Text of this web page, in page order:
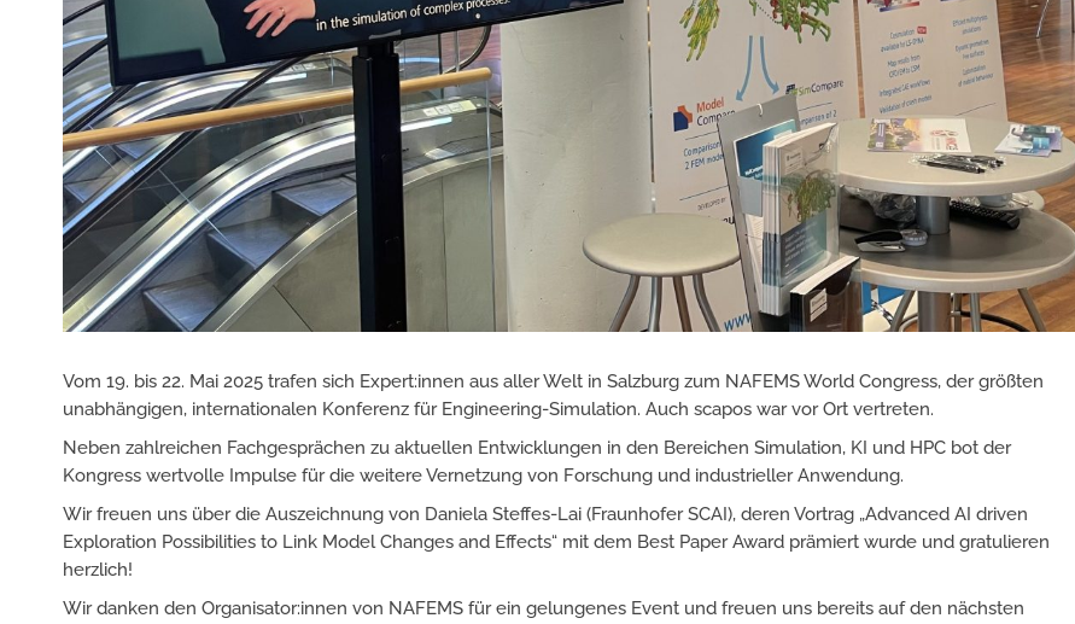
Vom 19. bis 22. Mai 2025 trafen sich Expert:innen aus aller Welt in Salzburg zum NAFEMS World Congress, der größten
unabhängigen, internationalen Konferenz für Engineering-Simulation. Auch scapos war vor Ort vertreten.
Neben zahlreichen Fachgesprächen zu aktuellen Entwicklungen in den Bereichen Simulation, KI und HPC bot der
Kongress wertvolle Impulse für die weitere Vernetzung von Forschung und industrieller Anwendung.
Wir freuen uns über die Auszeichnung von Daniela Steffes-Lai (Fraunhofer SCAI), deren Vortrag „Advanced AI driven
Exploration Possibilities to Link Model Changes and Effects“ mit dem Best Paper Award prämiert wurde und gratulieren
herzlich!
Wir danken den Organisator:innen von NAFEMS für ein gelungenes Event und freuen uns bereits auf den nächsten